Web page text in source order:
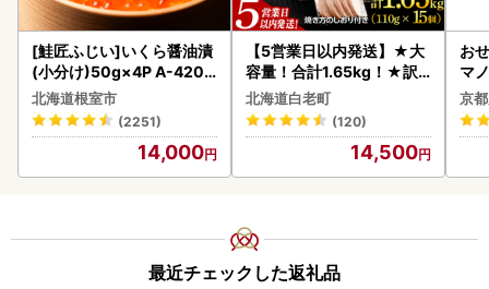
[鮭匠ふじい]いくら醤油漬
(小分け)50g×4P A-4209
5
北海道根室市
(2251)
14,000
【5営業日以内発送】★大
容量！合計1.65kg！★訳
あり・牛の里ビーフハンバ
ーグ(110ｇ5枚入）×3 AG
058
北海道白老町
(120)
14,500
お
マ
京
最近チェックした返礼品